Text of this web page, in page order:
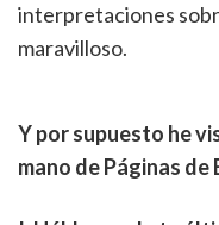
interpretaciones
maravilloso.
Y por supuesto he
mano de Páginas de